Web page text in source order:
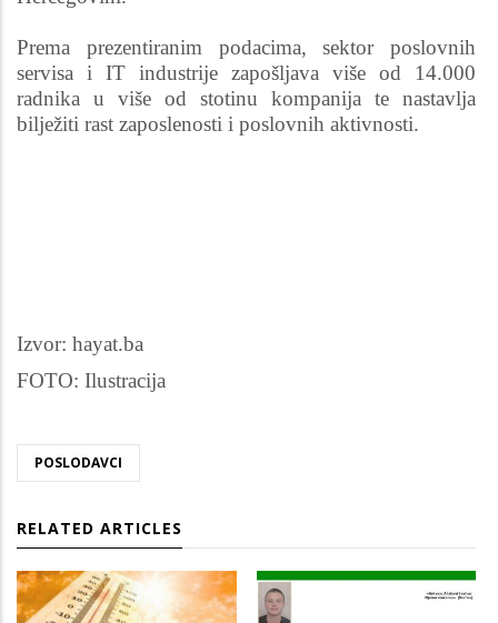
Prema prezentiranim podacima, sektor poslovnih
servisa i IT industrije zapošljava više od 14.000
radnika u više od stotinu kompanija te nastavlja
bilježiti rast zaposlenosti i poslovnih aktivnosti.
Izvor: hayat.ba
FOTO: Ilustracija
POSLODAVCI
RELATED ARTICLES